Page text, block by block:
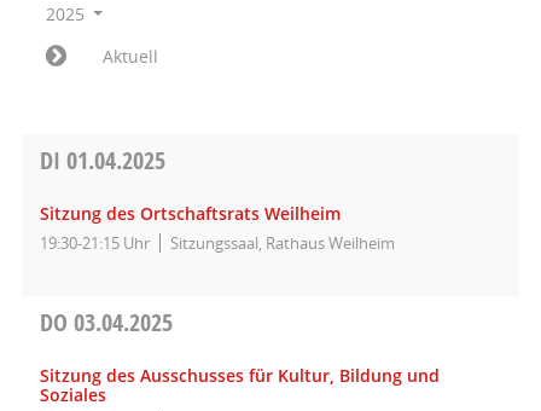
2025
Aktuell
DI 01.04.2025
Sitzung des Ortschaftsrats Weilheim
19:30-21:15 Uhr Sitzungssaal, Rathaus Weilheim
DO 03.04.2025
Sitzung des Ausschusses für Kultur, Bildung und
Soziales